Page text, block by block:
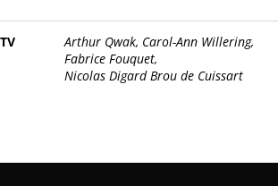
Arthur Qwak, Carol-Ann Willering,
Fabrice Fouquet,
Nicolas Digard Brou de Cuissart